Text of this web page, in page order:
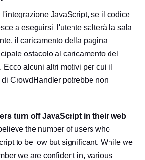
JavaScript, se il codice
a eseguirsi, l'utente salterà la sala
il caricamento della pagina
ostacolo al caricamento del
Ecco alcuni altri motivi per cui il
CrowdHandler potrebbe non
turn off JavaScript in their web
the number of users who
to be low but significant. While we
we are confident in, various